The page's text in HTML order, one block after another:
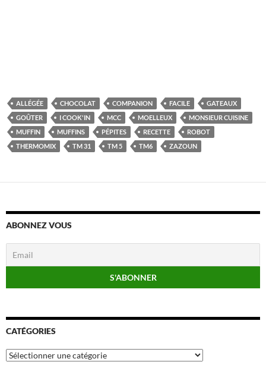
ALLÉGÉE CHOCOLAT COMPANION FACILE
GATEAUX
GOÛTER
I COOK'IN MCC MOELLEUX
MONSIEUR CUISINE
MUFFIN
MUFFINS PÉPITES RECETTE
ROBOT
THERMOMIX
TM 31 TM 5 TM6 ZAZOUN
ABONNEZ VOUS
CATÉGORIES
Catégories